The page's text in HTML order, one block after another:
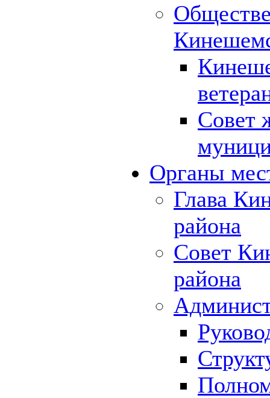
Совет
Органы
Глава
района
Совет
района